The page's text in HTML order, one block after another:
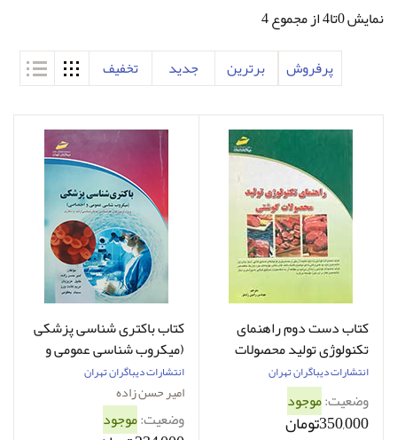
نمایش 0تا4 از مجموع 4
پرفروش
برترین جدید تخفیف
کتاب دست دوم راهنمای
تکنولوژی تولید محصولات
گوشتی رامین رادفر - در حد
انتشارات دیباگران تهران
وضعیت:موجود
350,000تومان
کتاب باکتری شناسی پزشکی
(میکروب شناسی عمومی و
اختصاصی) امیر حسن زاده
انتشارات دیباگران تهران
امیر حسن زاده
وضعیت:موجود